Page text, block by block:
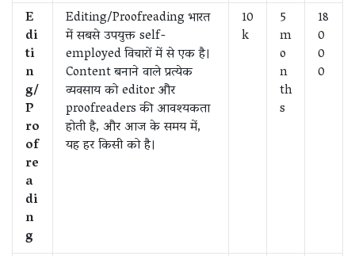
E
di
ti
n
g/
P
ro
of
re
a
di
n
g
Editing/Proofreading भारत
में सबसे उपयुक्त self-
employed विचारों में से एक है।
Content बनाने वाले प्रत्येक
व्यवसाय को editor और
proofreaders की आवश्यकता
होती है, और आज के समय में,
यह हर किसी को है।
10
k
5
m
o
n
th
s
18
0
0
0